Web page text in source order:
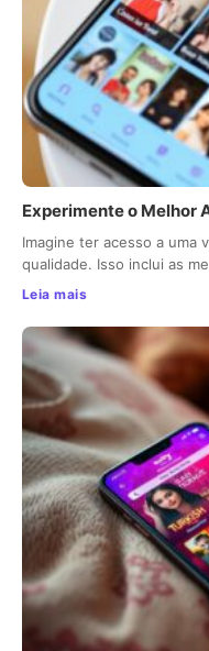
Experimente o Melhor
Imagine ter acesso a uma
qualidade. Isso inclui as
Leia mais